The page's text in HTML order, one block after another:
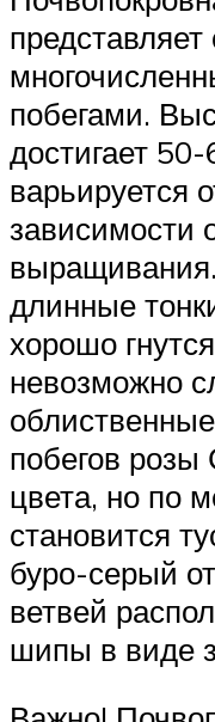
побегами.
достигает
варьируется
зависимости
длинные
хорошо
невозможно
побегов розы
цвета, но по
становится
буро-серый
ветвей
шипы в виде